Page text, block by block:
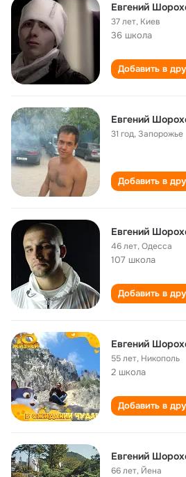
Евгений
37 лет, Киев
36 школа
Добавить в
Евгений
31 год,Запорожье
Добавить в
Евгений
46 лет,Одесса
107 школа
Добавить в
Евгений
55 лет, Никополь
2 школа
Добавить в
Евгений
66 лет, Йена